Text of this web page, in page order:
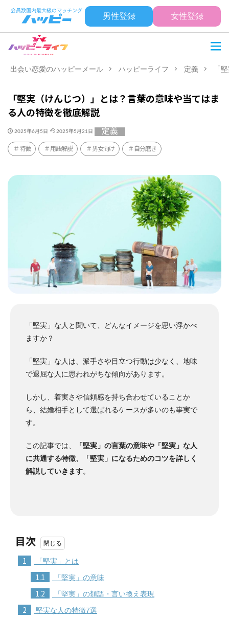
男性登録 女性登録
出会い恋愛のハッピーメール ハッピーライフ 定義 「
「堅実（けんじつ）」とは？言葉の意味や当てはま
る人の特徴を徹底解説
2025年6月5日 2025年5月21日 定義
特徴 用語解説 男女向け 自分磨き
「堅実」な人と聞いて、どんなイメージを思い浮かべ
ますか？
「堅実」な人は、派手さや目立つ行動は少なく、地味
で退屈な人に思われがちな傾向があります。
しかし、着実さや信頼感を持ち合わせていることか
ら、結婚相手として選ばれるケースが多いのも事実で
す。
この記事では、
「堅実」の言葉の意味や「堅実」な人
に共通する特徴、「堅実」になるためのコツを詳しく
解説していきます。
目次
1 「堅実」とは
1.1 「堅実」の意味
1.2 「堅実」の類語・言い換え表現
2 堅実な人の特徴7選